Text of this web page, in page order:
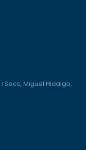
Secc, Miguel Hidalgo,